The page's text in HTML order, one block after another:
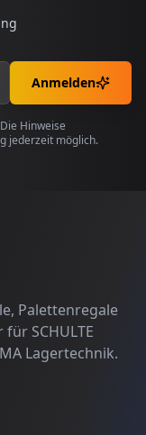
Anmelden
Hinweise
jederzeit möglich.
Palettenregale
SCHULTE
Lagertechnik.